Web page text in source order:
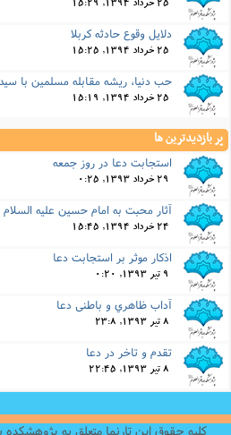
25 خرداد 1394, 15:29
دلایل وقوع حادثه کربلا
25 خرداد 1394, 15:25
حب دنیا، ریشه مقابله مسلمین با سید
25 خرداد 1394, 15:19
پر بازدیدترین ها
استجابت دعا در روز جمعه
29 خرداد 1393, 0:25
آثار محبت به امام حسین علیه السلام
24 خرداد 1394, 15:45
اذكار موثر بر استجابت دعا
9 تیر 1393, 0:20
آداب ظاهري و باطني دعا
8 تیر 1393, 23:8
تقدم و تاخر در دعا
8 تیر 1393, 22:45
کلیه حقوق این تارنما متعلق به پژوهشکده